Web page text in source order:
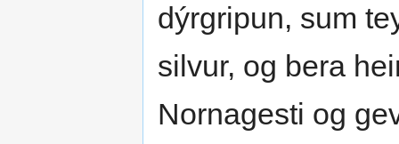
dýrgripun, sum
silvur, og bera
Nornagesti og